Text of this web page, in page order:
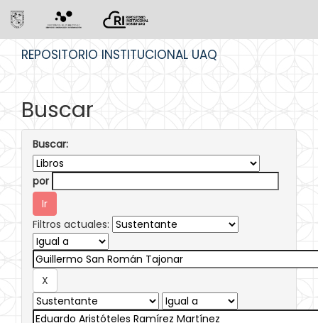
REPOSITORIO INSTITUCIONAL UAQ
Buscar
Buscar:
por
Filtros actuales: